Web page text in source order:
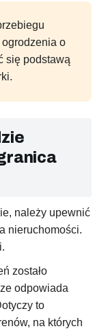
o
się podstawą
należy upewnić
nieruchomości.
zostało
odpowiada
to
na których